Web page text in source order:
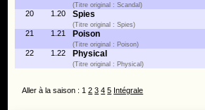
(Titre original : Scandal)
20
1.20 Spies
(Titre original : Spies)
21
1.21 Poison
(Titre original : Poison)
22
1.22 Physical
(Titre original : Physical)
Aller à la saison : 12 3 4 5 Intégrale